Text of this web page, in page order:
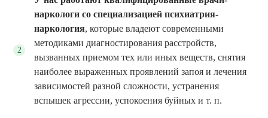
наркологи со специализацией психиатрия-
наркология, которые владеют современными
методиками диагностирования расстройств,
вызванных приемом тех или иных веществ, снятия
наиболее выраженных проявлений запоя и лечения
зависимостей разной сложности, устранения
вспышек агрессии, успокоения буйных и т. п.